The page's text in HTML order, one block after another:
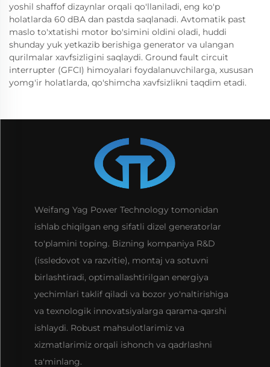
yoshil shaffof dizaynlar orqali qo'llaniladi, eng ko'p
holatlarda 60 dBA dan pastda saqlanadi. Avtomatik past
maslo to'xtatishi motor bo'simini oldini oladi, huddi
shunday yuk yetkazib berishiga generator va ulangan
qurilmalar xavfsizligini saqlaydi. Ground fault circuit
interrupter (GFCI) himoyalari foydalanuvchilarga, xususan
yomg'ir holatlarda, qo'shimcha xavfsizlikni taqdim etadi.
Weifang Yag Power Technology tomonidan
ishlab chiqilgan eng sifatli dizel generatorlar
to'plamini toping. Bizning kompaniya R&D
(issledovot va razvitie), montaj va sotuvni
birlashtiradi, optimallashtirilgan energiya
yechimlari taklif qiladi va bozor yo'naltirishiga
va texnologik innovatsiyalarga qarama-qarshi
ishlaydi. Robust mahsulotlarimiz va
xizmatlarimiz orqali ishonch va qadrlashni
ta'minlang.